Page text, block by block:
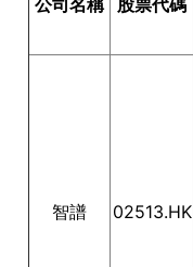
公司名稱 股票代碼
智譜 02513.HK